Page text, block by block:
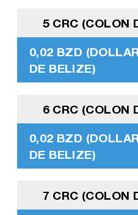
5 CRC (COLON
0,02 BZD (DOLLAR
DE BELIZE)
6 CRC (COLON
0,02 BZD (DOLLAR
DE BELIZE)
7 CRC (COLON